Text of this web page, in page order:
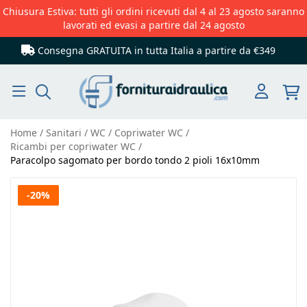
Chiusura Estiva: tutti gli ordini ricevuti dal 4 al 23 agosto saranno
lavorati ed evasi a partire dal 24 agosto
Consegna GRATUITA in tutta Italia a partire da €349
Home Sanitari WC
Copriwater WC
Ricambi per copriwater WC
Paracolpo sagomato per bordo tondo 2 pioli 16x10mm
Vai
-20%